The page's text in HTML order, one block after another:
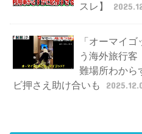
スレ】
「オーマイ
う海外旅行
難場所わか
ビ押さえ助け合いも